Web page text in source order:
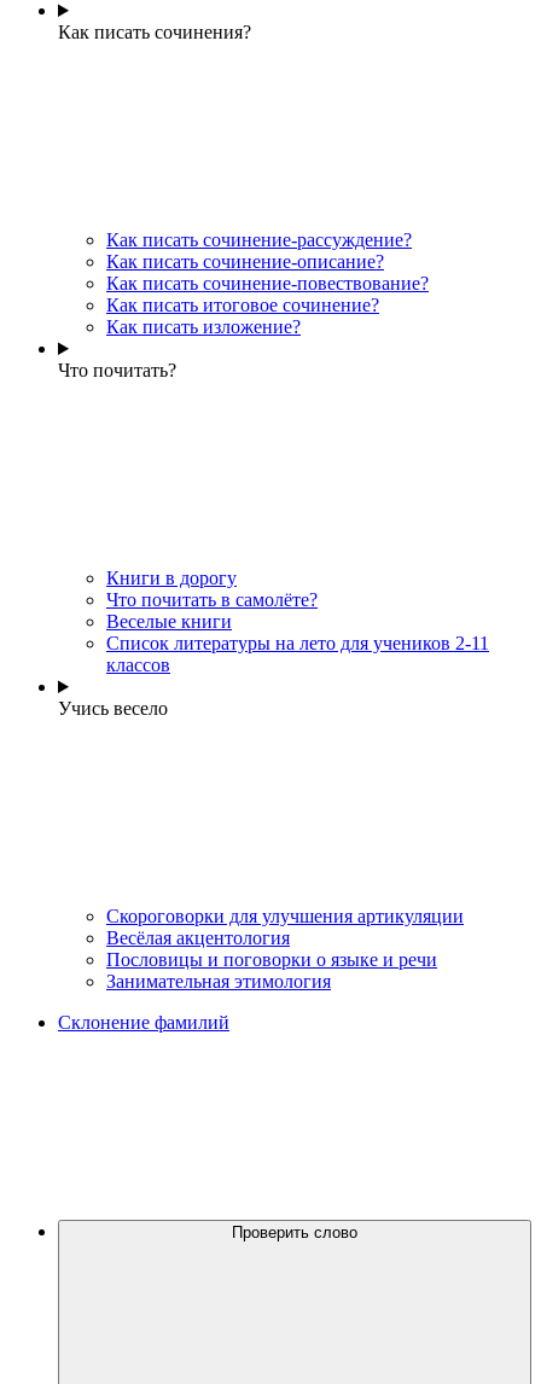
Как писать сочинения?
Как писать сочинение-рассуждение?
Как писать сочинение-описание?
Как писать сочинение-повествование?
Как писать итоговое сочинение?
Как писать изложение?
Что почитать?
Книги в дорогу
Что почитать в самолёте?
Веселые книги
Cписок литературы на лето для учеников 2-11
классов
Учись весело
Скороговорки для улучшения артикуляции
Весёлая акцентология
Пословицы и поговорки о языке и речи
Занимательная этимология
Склонение фамилий
Проверить слово